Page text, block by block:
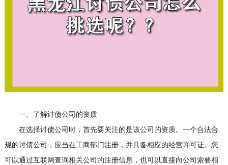
一、了解讨债公司的资质
在选择讨债公司时，首先要关注的是该公司的资质。一个合法合
规的讨债公司，应当在工商部门注册，并具备相应的经营许可证。您
可以通过互联网查询相关公司的注册信息，也可以直接向公司索要相